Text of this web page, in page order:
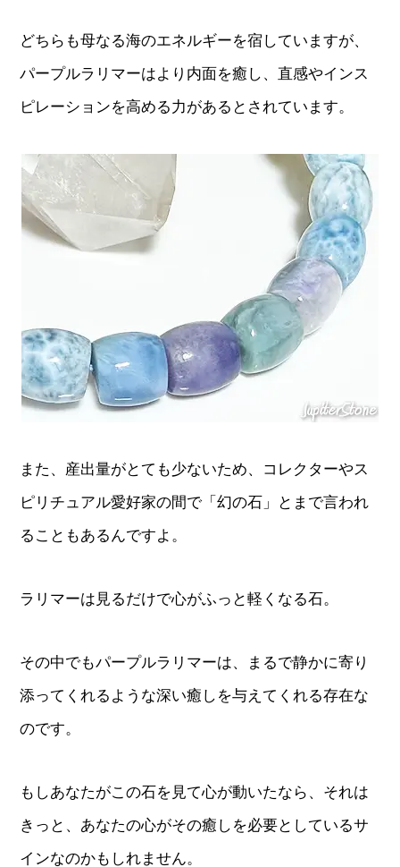
どちらも母なる海のエネルギーを宿していますが、
パープルラリマーはより内面を癒し、直感やインス
ピレーションを高める力があるとされています。
また、産出量がとても少ないため、コレクターやス
ピリチュアル愛好家の間で「幻の石」とまで言われ
ることもあるんですよ。
ラリマーは見るだけで心がふっと軽くなる石。
その中でもパープルラリマーは、まるで静かに寄り
添ってくれるような深い癒しを与えてくれる存在な
のです。
もしあなたがこの石を見て心が動いたなら、それは
きっと、あなたの心がその癒しを必要としているサ
インなのかもしれません。